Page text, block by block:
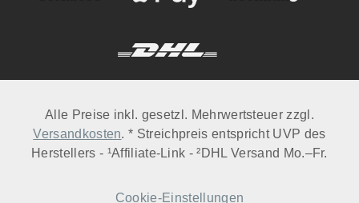
Alle Preise inkl. gesetzl. Mehrwertsteuer zzgl.
Versandkosten. * Streichpreis entspricht UVP des
Herstellers - ¹Affiliate-Link - ²DHL Versand Mo.–Fr.
Cookie-Einstellungen